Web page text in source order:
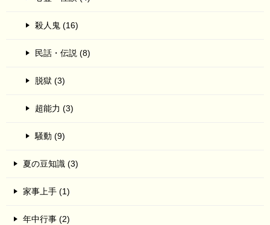
殺人鬼 (16)
民話・伝説 (8)
脱獄 (3)
超能力 (3)
騒動 (9)
夏の豆知識 (3)
家事上手 (1)
年中行事 (2)